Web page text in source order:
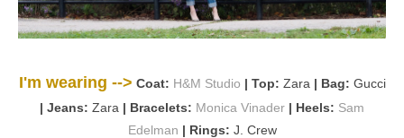
I'm wearing --> Coat: H&M Studio | Top: Zara | Bag: Gucci
| Jeans: Zara | Bracelets: Monica Vinader | Heels: Sam
Edelman | Rings: J. Crew